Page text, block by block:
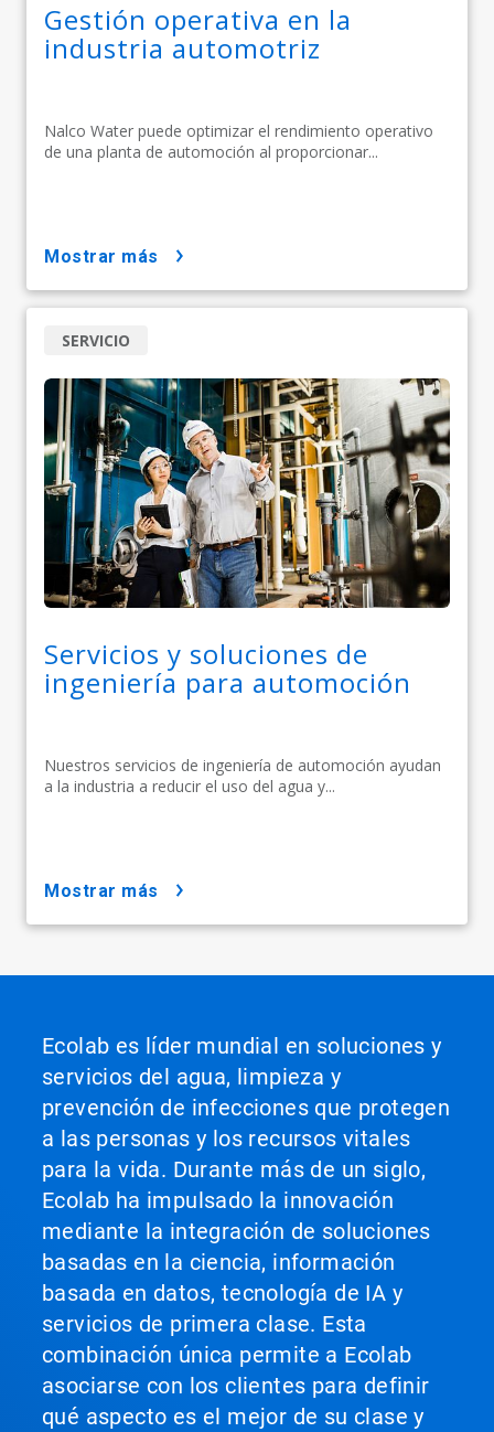
Gestión operativa en la
industria automotriz
Nalco Water puede optimizar el rendimiento operativo
de una planta de automoción al proporcionar...
mostrar más
Servicios y soluciones de
ingeniería para automoción
Nuestros servicios de ingeniería de automoción ayudan
a la industria a reducir el uso del agua y...
SERVICIO
mostrar más
Ecolab es líder mundial en soluciones y
servicios del agua, limpieza y
prevención de infecciones que protegen
a las personas y los recursos vitales
para la vida. Durante más de un siglo,
Ecolab ha impulsado la innovación
mediante la integración de soluciones
basadas en la ciencia, información
basada en datos, tecnología de IA y
servicios de primera clase. Esta
combinación única permite a Ecolab
asociarse con los clientes para definir
qué aspecto es el mejor de su clase y